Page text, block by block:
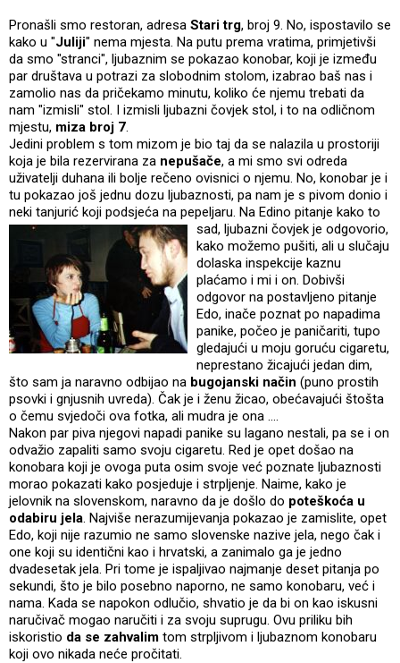
Pronašli smo restoran, adresa Stari trg, broj 9. No, ispostavilo se
kako u "Juliji" nema mjesta. Na putu prema vratima, primjetivši
da smo "stranci", ljubaznim se pokazao konobar, koji je između
par društava u potrazi za slobodnim stolom, izabrao baš nas i
zamolio nas da pričekamo minutu, koliko će njemu trebati da
nam "izmisli" stol. I izmisli ljubazni čovjek stol, i to na odličnom
mjestu, miza broj 7.
Jedini problem s tom mizom je bio taj da se nalazila u prostoriji
koja je bila rezervirana za nepušače, a mi smo svi odreda
uživatelji duhana ili bolje rečeno ovisnici o njemu. No, konobar je i
tu pokazao još jednu dozu ljubaznosti, pa nam je s pivom donio i
neki tanjurić koji podsjeća na pepeljaru. Na Edino pitanje kako to
sad, ljubazni čovjek je odgovorio,
kako možemo pušiti, ali u slučaju
dolaska inspekcije kaznu
plaćamo i mi i on. Dobivši
odgovor na postavljeno pitanje
Edo, inače poznat po napadima
panike, počeo je paničariti, tupo
gledajući u moju goruću cigaretu,
neprestano žicajući jedan dim,
što sam ja naravno odbijao na bugojanski način (puno prostih
psovki i gnjusnih uvreda). Čak je i ženu žicao, obećavajući štošta
o čemu svjedoči ova fotka, ali mudra je ona ....
Nakon par piva njegovi napadi panike su lagano nestali, pa se i on
odvažio zapaliti samo svoju cigaretu. Red je opet došao na
konobara koji je ovoga puta osim svoje već poznate ljubaznosti
morao pokazati kako posjeduje i strpljenje. Naime, kako je
jelovnik na slovenskom, naravno da je došlo do poteškoća u
odabiru jela. Najviše nerazumijevanja pokazao je zamislite, opet
Edo, koji nije razumio ne samo slovenske nazive jela, nego čak i
one koji su identični kao i hrvatski, a zanimalo ga je jedno
dvadesetak jela. Pri tome je ispaljivao najmanje deset pitanja po
sekundi, što je bilo posebno naporno, ne samo konobaru, već i
nama. Kada se napokon odlučio, shvatio je da bi on kao iskusni
naručivač mogao naručiti i za svoju suprugu. Ovu priliku bih
iskoristio da se zahvalim tom strpljivom i ljubaznom konobaru
koji ovo nikada neće pročitati.